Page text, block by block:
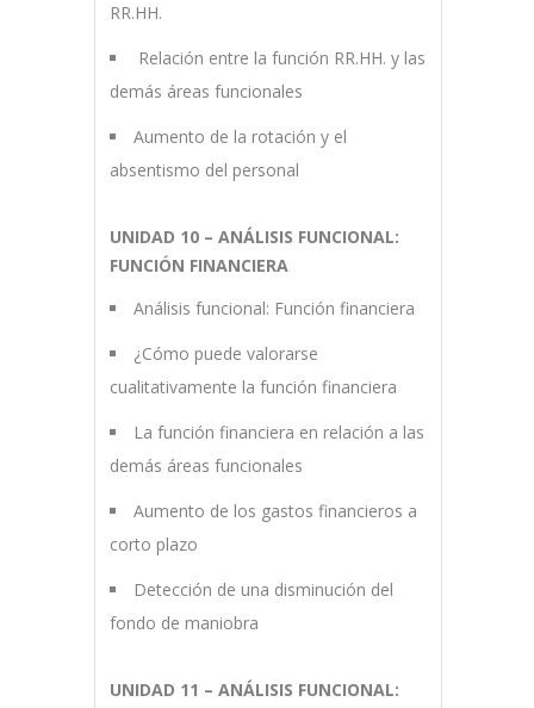
RR.HH.
Relación entre la función RR.HH. y las
demás áreas funcionales
Aumento de la rotación y el
absentismo del personal
UNIDAD 10 – ANÁLISIS FUNCIONAL:
FUNCIÓN FINANCIERA
Análisis funcional: Función financiera
¿Cómo puede valorarse
cualitativamente la función financiera
La función financiera en relación a las
demás áreas funcionales
Aumento de los gastos financieros a
corto plazo
Detección de una disminución del
fondo de maniobra
UNIDAD 11 – ANÁLISIS FUNCIONAL: